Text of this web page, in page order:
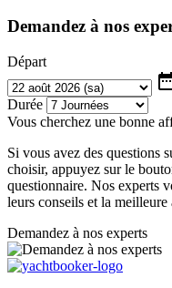
Demandez à nos
Départ
Durée
Vous cherchez une bonne
Si vous avez des questions
choisir, appuyez sur le
questionnaire. Nos experts
leurs conseils et la meilleure
Demandez à nos experts